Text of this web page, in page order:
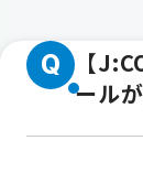
Q
【
ール